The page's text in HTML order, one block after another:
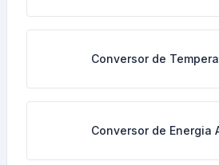
Conversor de
Conversor de Energia